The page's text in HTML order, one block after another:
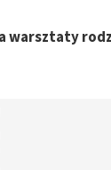
warsztaty